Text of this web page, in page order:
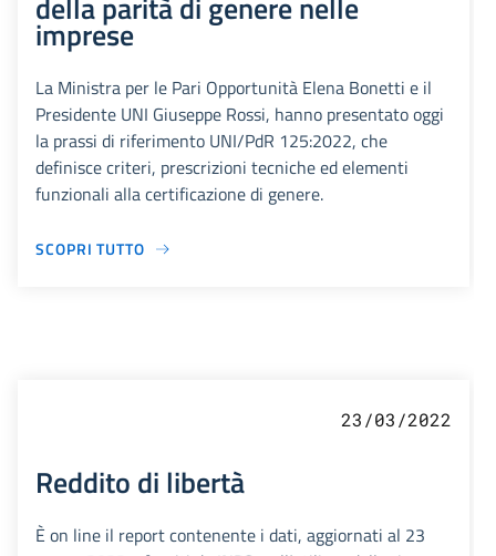
imprese
La Ministra per le Pari Opportunità Elena Bonetti e il
Presidente UNI Giuseppe Rossi, hanno presentato oggi
la prassi di riferimento UNI/PdR 125:2022, che
definisce criteri, prescrizioni tecniche ed elementi
funzionali alla certificazione di genere.
SCOPRI TUTTO
23/03/2022
Reddito di libertà
È on line il report contenente i dati, aggiornati al 23